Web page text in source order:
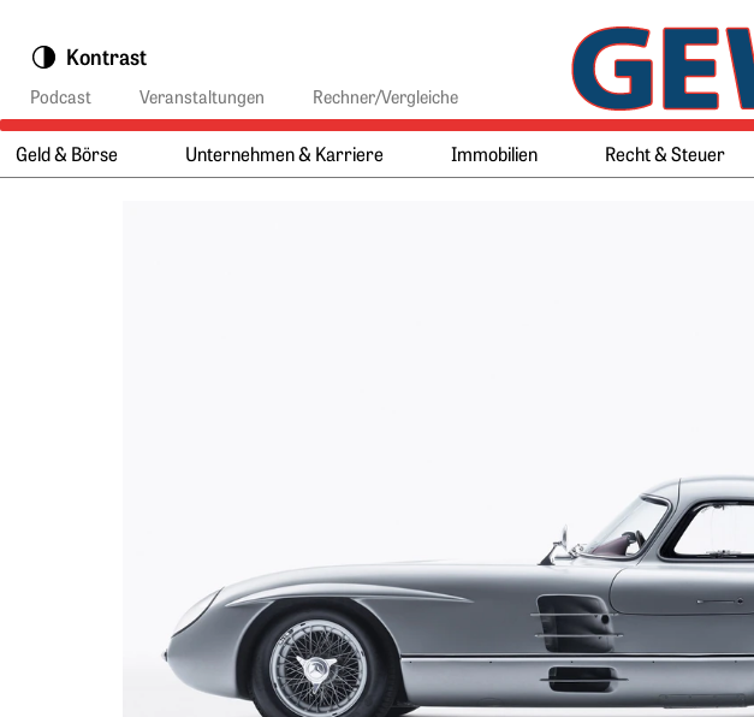
Kontrast
Podcast Veranstaltungen Rechner/Vergleiche
Hauptmenü:
Geld & Börse Unternehmen & Karriere Immobilien Recht & Steuer